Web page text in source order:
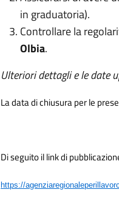
in graduatoria).
Controllare la
Olbia.
Ulteriori dettagli e le date
La data di chiusura per le
Di seguito il link di
https://